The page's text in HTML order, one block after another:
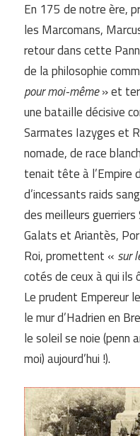
En 175 de notre ère,
les Marcomans,
retour dans cette
de la philosophie
pour moi-même» et
une bataille décisive
Sarmates Iazyges et
nomade, de race
tenait tête à l’Empire
d’incessants raids
des meilleurs
Galats et Ariantès,
Roi, promettent « sur
cotés de ceux à qui ils
Le prudent Empereur
le mur d’Hadrien en
le soleil se noie (penn
moi) aujourd’hui !).